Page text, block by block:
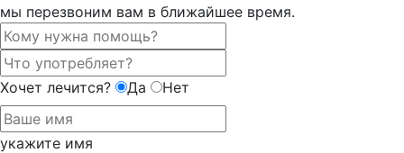
мы перезвоним вам в ближайшее время.
Хочет лечится? Да Нет
укажите имя